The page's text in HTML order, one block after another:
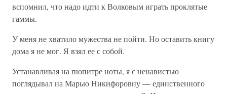
вспомнил, что надо идти к Волковым играть проклятые
гаммы.
У меня не хватило мужества не пойти. Но оставить книгу
дома я не мог. Я взял ее с собой.
Устанавливая на пюпитре ноты, я с ненавистью
поглядывал на Марью Никифоровну — единственного